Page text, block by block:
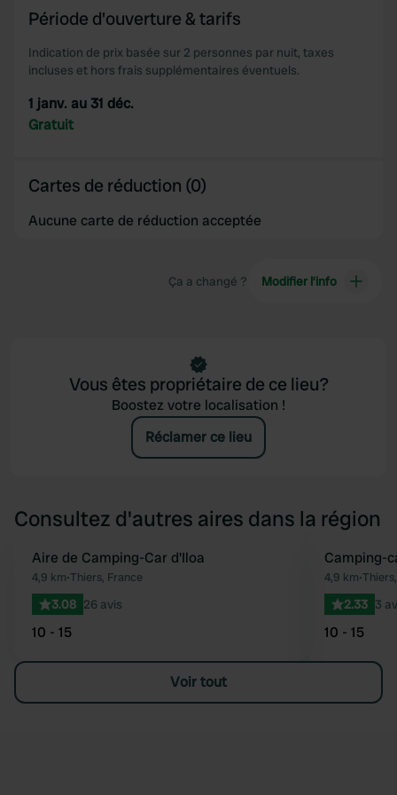
Période d'ouverture & tarifs
Indication de prix basée sur 2 personnes par nuit, taxes
incluses et hors frais supplémentaires éventuels.
1 janv. au 31 déc.
Gratuit
Cartes de réduction (0)
Aucune carte de réduction acceptée
Ça a changé ? Modifier l’info
Vous êtes propriétaire de ce lieu?
Boostez votre localisation !
Réclamer ce lieu
Consultez d'autres aires dans la région
Préféré
Aire de Camping-Car d'Iloa
4,9 km•Thiers, France
3.08 26 avis
10 - 15
Camping-
4,9 km•
2.33 3
10 - 15
Voir tout